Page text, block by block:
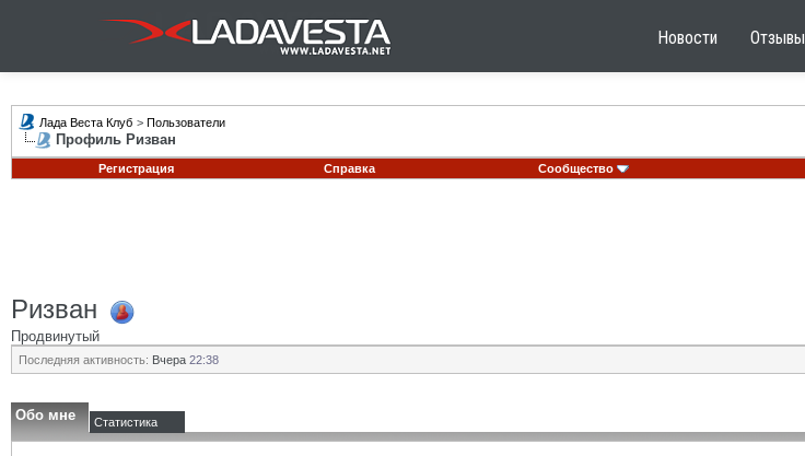
Новости Отзывы
Лада Веста Клуб > Пользователи
Профиль Ризван
Регистрация
Справка Сообщество
Ризван
Продвинутый
Последняя активность: Вчера 22:38
Обо мне Статистика